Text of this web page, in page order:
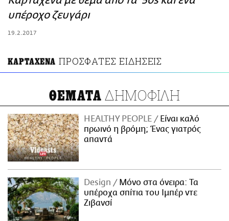
ΑΜΠΑ
υπέροχο ζευγάρι
19.2.2017
ΚΑΡΤΑΧΕΝΑ ΠΡΟΣΦΑΤΕΣ ΕΙΔΗΣΕΙΣ
ΘΕΜΑΤΑ ΔΗΜΟΦΙΛΗ
HEALTHY PEOPLE
Είναι καλό
πρωινό η βρόμη; Ένας γιατρός
απαντά
Design
Μόνο στα όνειρα: Τα
υπέροχα σπίτια του Ιμπέρ ντε
Ζιβανσί